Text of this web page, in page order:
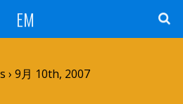
EM
› 9月 10th, 2007